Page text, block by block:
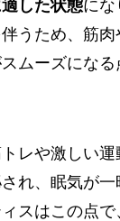
した状態にな
うため、筋肉
ムーズにな
レや激しい
れ、眠気が一
スはこの点で